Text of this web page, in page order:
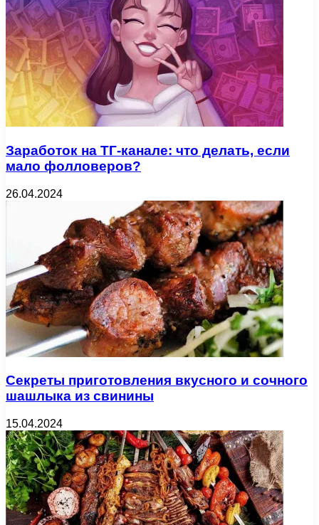
Заработок на ТГ-канале: что делать, если
мало фолловеров?
26.04.2024
Секреты приготовления вкусного и сочного
шашлыка из свинины
15.04.2024